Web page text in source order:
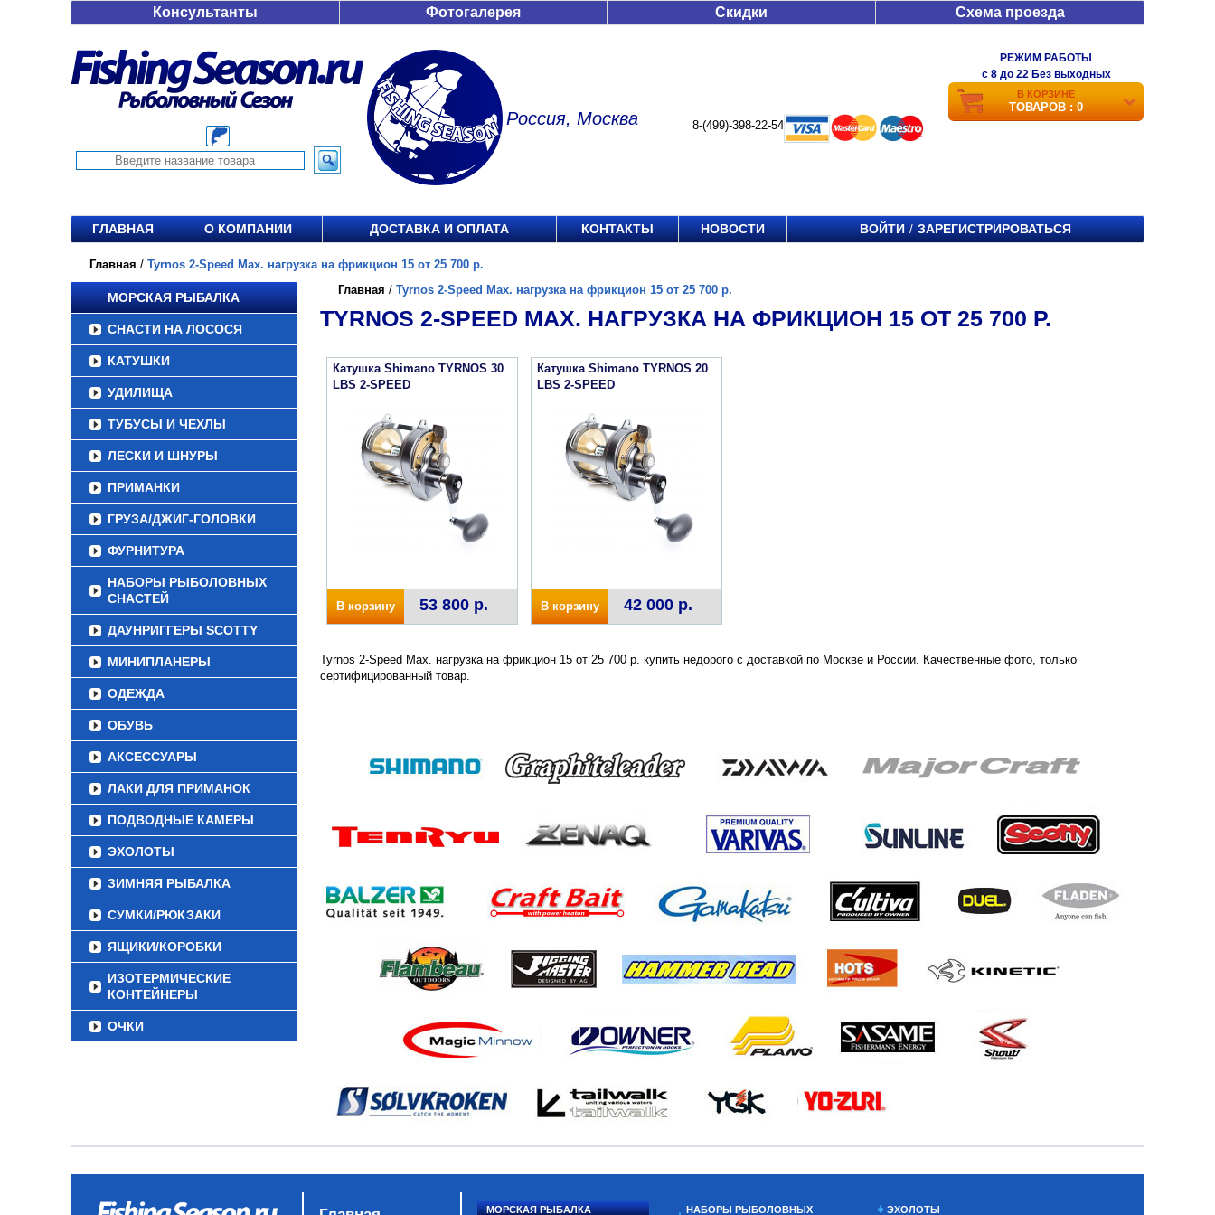
Консультанты Фотогалерея Скидки Схема проезда
Россия, Москва 8-(499)-398-22-54
РЕЖИМ РАБОТЫ
c 8 до 22 Без выходных
В КОРЗИНЕ
ТОВАРОВ : 0
ГЛАВНАЯ О КОМПАНИИ ДОСТАВКА И ОПЛАТА КОНТАКТЫ НОВОСТИ ВОЙТИ / ЗАРЕГИСТРИРОВАТЬСЯ
Главная / Tyrnos 2-Speed Max. нагрузка на фрикцион 15 от 25 700 р.
МОРСКАЯ РЫБАЛКА
СНАСТИ НА ЛОСОСЯ
КАТУШКИ
УДИЛИЩА
ТУБУСЫ И ЧЕХЛЫ
ЛЕСКИ И ШНУРЫ
ПРИМАНКИ
ГРУЗА/ДЖИГ-ГОЛОВКИ
ФУРНИТУРА
НАБОРЫ РЫБОЛОВНЫХ
СНАСТЕЙ
ДАУНРИГГЕРЫ SCOTTY
МИНИПЛАНЕРЫ
ОДЕЖДА
ОБУВЬ
АКСЕССУАРЫ
ЛАКИ ДЛЯ ПРИМАНОК
ПОДВОДНЫЕ КАМЕРЫ
ЭХОЛОТЫ
ЗИМНЯЯ РЫБАЛКА
СУМКИ/РЮКЗАКИ
ЯЩИКИ/КОРОБКИ
ИЗОТЕРМИЧЕСКИЕ
КОНТЕЙНЕРЫ
ОЧКИ
Главная / Tyrnos 2-Speed Max. нагрузка на фрикцион 15 от 25 700 р.
TYRNOS 2-SPEED MAX. НАГРУЗКА НА ФРИКЦИОН 15 ОТ 25 700 Р.
Катушка Shimano TYRNOS 30
LBS 2-SPEED
В корзину 53 800 р.
Катушка Shimano TYRNOS 20
LBS 2-SPEED
В корзину 42 000 р.
Tyrnos 2-Speed Max. нагрузка на фрикцион 15 от 25 700 р. купить недорого с доставкой по Москве и России. Качественные фото, только
сертифицированный товар.
МОРСКАЯ РЫБАЛКА НАБОРЫ РЫБОЛОВНЫХ ЭХОЛОТЫ